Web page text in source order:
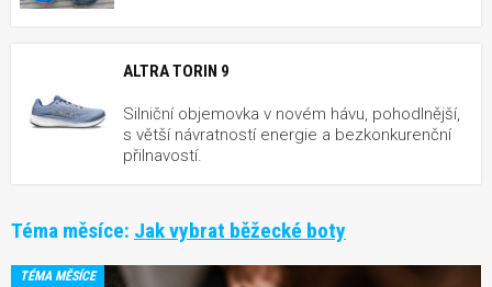
ALTRA TORIN 9
Silniční objemovka v novém hávu, pohodlnější,
s větší návratností energie a bezkonkurenční
přilnavostí.
Téma měsíce: Jak vybrat běžecké boty
TÉMA MĚSÍCE